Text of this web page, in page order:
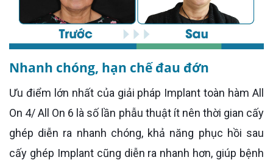
Nhanh chóng, hạn chế đau đớn
Ưu điểm lớn nhất của giải pháp Implant toàn hàm All
On 4/ All On 6 là số lần phẫu thuật ít nên thời gian cấy
ghép diễn ra nhanh chóng, khả năng phục hồi sau
cấy ghép Implant cũng diễn ra nhanh hơn, giúp bệnh